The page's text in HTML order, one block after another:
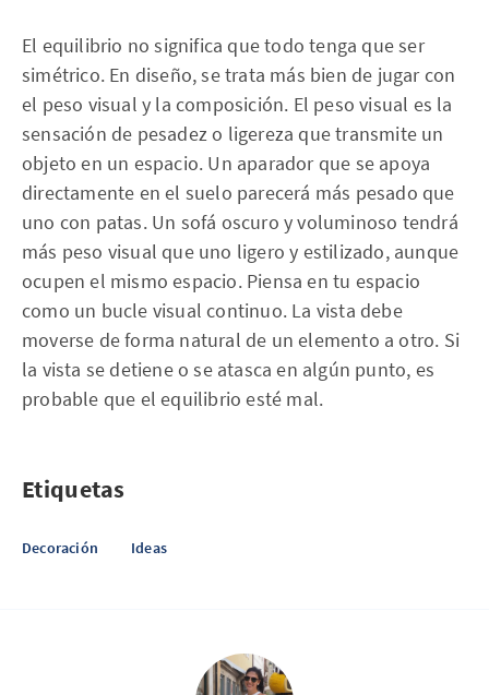
El equilibrio no significa que todo tenga que ser
simétrico. En diseño, se trata más bien de jugar con
el peso visual y la composición. El peso visual es la
sensación de pesadez o ligereza que transmite un
objeto en un espacio. Un aparador que se apoya
directamente en el suelo parecerá más pesado que
uno con patas. Un sofá oscuro y voluminoso tendrá
más peso visual que uno ligero y estilizado, aunque
ocupen el mismo espacio. Piensa en tu espacio
como un bucle visual continuo. La vista debe
moverse de forma natural de un elemento a otro. Si
la vista se detiene o se atasca en algún punto, es
probable que el equilibrio esté mal.
Etiquetas
Decoración Ideas